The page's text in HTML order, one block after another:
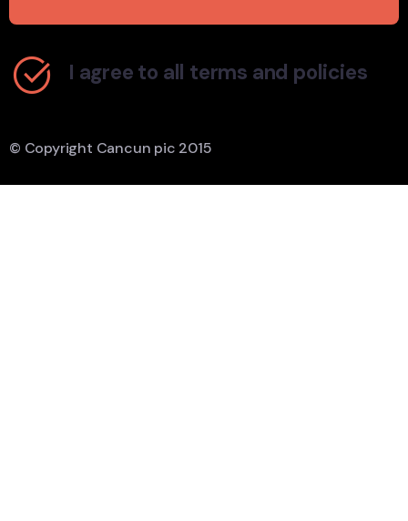
I agree to all terms and policies
© Copyright Cancun pic 2015